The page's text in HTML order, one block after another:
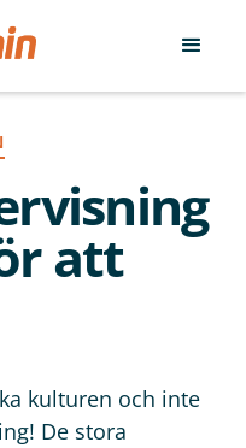
att
kulturen och inte
De stora